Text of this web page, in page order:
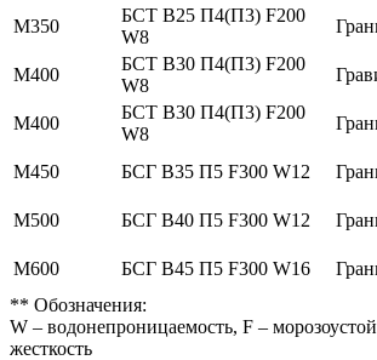
М350
БСТ В25 П4(П3) F200
W8
М400
БСТ В30 П4(П3) F200
W8
М400
БСТ В30 П4(П3) F200
W8
М450 БСГ В35 П5 F300 W12
М500
БСГ В40 П5 F300 W12
М600
БСГ В45 П5 F300 W16
** Обозначения:
W – водонепроницаемость, F –
жесткость